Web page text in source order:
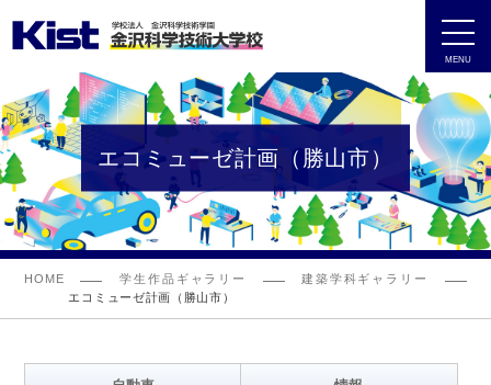
MENU
エコミューゼ計画（勝山市）
HOME 学生作品ギャラリー
建築学科ギャラリー
エコミューゼ計画（勝山市）